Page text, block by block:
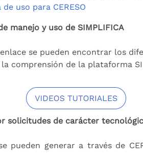
de uso para CERESO
manejo y uso de SIMPLIFICA
se pueden encontrar los
comprensión de la plataforma
solicitudes de carácter
pueden generar a través de